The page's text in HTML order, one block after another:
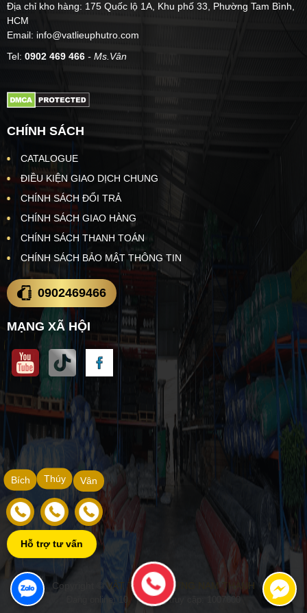
Địa chỉ kho hàng: 175 Quốc lộ 1A, Khu phố 33, Phường Tam Bình,
HCM
Email: info@vatlieuphutro.com
Tel: 0902 469 466 - Ms.Vân
CHÍNH SÁCH
CATALOGUE
ĐIỀU KIỆN GIAO DỊCH CHUNG
CHÍNH SÁCH ĐỔI TRẢ
CHÍNH SÁCH GIAO HÀNG
CHÍNH SÁCH THANH TOÁN
CHÍNH SÁCH BẢO MẬT THÔNG TIN
0902469466
MẠNG XÃ HỘI
Copyright ©VẬT TƯ XÂY DỰNG NAM THÀNH
Đang online: 10 | Tổng truy cập: 1007600
Vân
Thúy
Bích
Hỗ trợ tư vấn